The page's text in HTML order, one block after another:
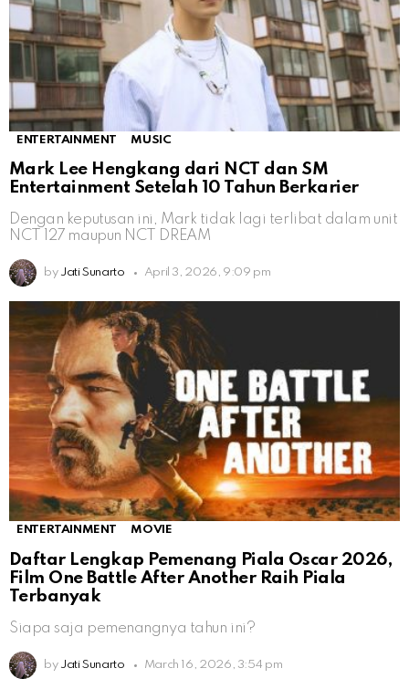
ENTERTAINMENT MUSIC
Mark Lee Hengkang dari NCT dan SM
Entertainment Setelah 10 Tahun Berkarier
Dengan keputusan ini, Mark tidak lagi terlibat dalam unit
NCT 127 maupun NCT DREAM
by Jati Sunarto April 3, 2026, 9:09 pm
ENTERTAINMENT MOVIE
Daftar Lengkap Pemenang Piala Oscar 2026,
Film One Battle After Another Raih Piala
Terbanyak
Siapa saja pemenangnya tahun ini?
by Jati Sunarto March 16, 2026, 3:54 pm